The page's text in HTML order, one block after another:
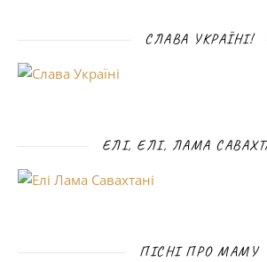
СЛАВА УКРАЇНІ!
ЕЛІ, ЕЛІ, ЛАМА
ПІСНІ ПРО МАМУ